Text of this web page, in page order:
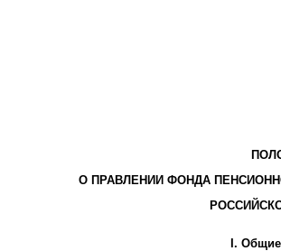
О ПРАВЛЕНИИ ФОНДА
I.